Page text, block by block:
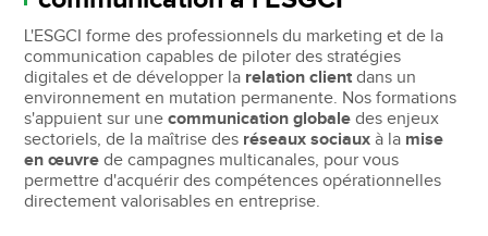
L'ESGCI forme des professionnels du marketing et de la
communication capables de piloter des stratégies
digitales et de développer la relation client dans un
environnement en mutation permanente. Nos formations
s'appuient sur unecommunication globale des enjeux
sectoriels, de la maîtrise des réseaux sociaux à la mise
en œuvre de campagnes multicanales, pour vous
permettre d'acquérir des compétences opérationnelles
directement valorisables en entreprise.